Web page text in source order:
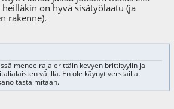
heilläkin on hyvä sisätyölaatu (ja
rakenne).
menee raja erittäin kevyen brittityylin ja
välillä. En ole käynyt verstailla
tästä mitään.